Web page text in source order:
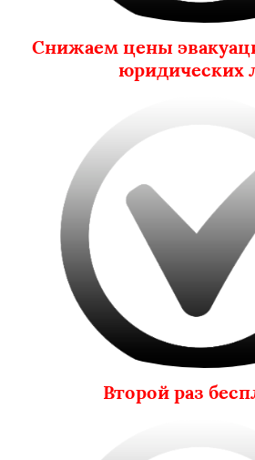
Снижаем цены
юридических
Второй раз